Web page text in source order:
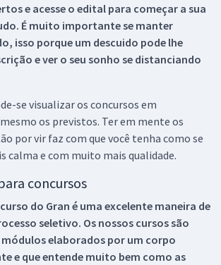
e acesse o edital para começar a sua
É muito importante se manter
isso porque um descuido pode lhe
e ver o seu sonho se distanciando
se visualizar os concursos em
os previstos. Ter em mente os
por vir faz com que você tenha como se
calma e com muito mais qualidade.
concursos
do Gran é uma excelente maneira de
seletivo. Os nossos cursos são
elaborados por um corpo
e que entende muito bem como as